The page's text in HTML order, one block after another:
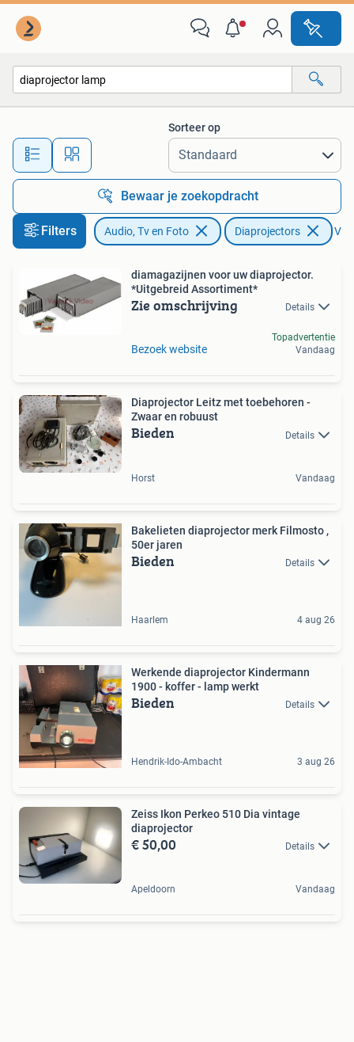
Alle afstanden…
Sorteer op
Bewaar je zoekopdracht
Filters Audio, Tv en Foto Diaprojectors
diamagazijnen voor uw diaprojector.
*Uitgebreid Assortiment*
Zie omschrijving Details
Bezoek website
Topadvertentie
Vandaag
Diaprojector Leitz met toebehoren -
Zwaar en robuust
Bieden Details
Horst Vandaag
Bakelieten diaprojector merk Filmosto ,
50er jaren
Bieden Details
Haarlem 4 aug 26
Werkende diaprojector Kindermann
1900 - koffer - lamp werkt
Bieden Details
Hendrik-Ido-Ambacht 3 aug 26
Zeiss Ikon Perkeo 510 Dia vintage
diaprojector
€ 50,00 Details
Apeldoorn Vandaag